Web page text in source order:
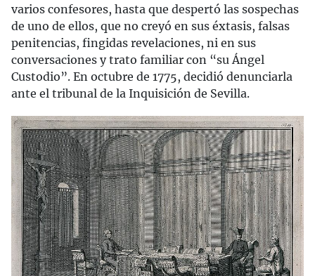
varios confesores, hasta que despertó las sospechas
de uno de ellos, que no creyó en sus éxtasis, falsas
penitencias, fingidas revelaciones, ni en sus
conversaciones y trato familiar con “su Ángel
Custodio”. En octubre de 1775, decidió denunciarla
ante el tribunal de la Inquisición de Sevilla.